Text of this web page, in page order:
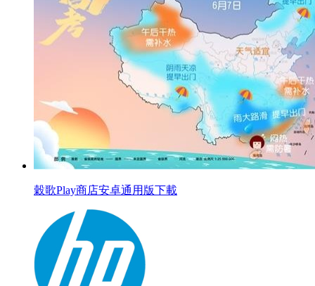
穀歌Play商店安卓通用版下載